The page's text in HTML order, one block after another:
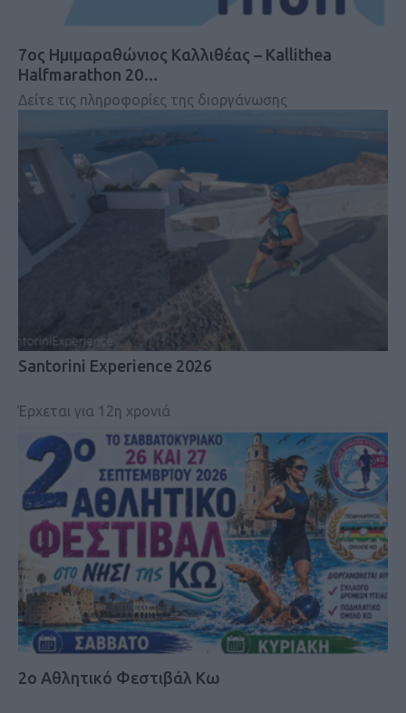
7ος Ημιμαραθώνιος Καλλιθέας – Kallithea
Halfmarathon 20…
Δείτε τις πληροφορίες της διοργάνωσης
Santorini Experience 2026
Έρχεται για 12η χρονιά
2ο Αθλητικό Φεστιβάλ Κω